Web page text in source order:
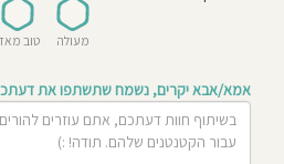
מעולה טוב
אמא/אבא יקרים, נשמח שתשתפו את